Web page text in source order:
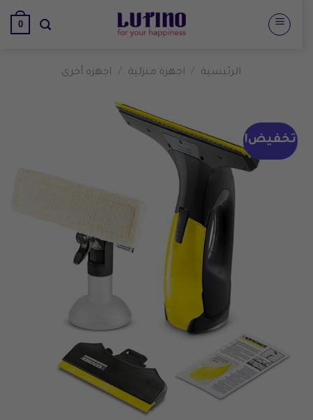
للمحتوى
0
الرئيسية / اجهزة منزلية / اجهزه أخرى
تخفيض!